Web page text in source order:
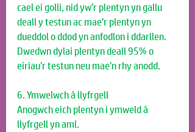
cael ei golli, nid yw’r plentyn yn gallu
deall y testun ac mae’r plentyn yn
dueddol o ddod yn anfodlon i ddarllen.
Dwedwn dylai plentyn deall 95% o
eiriau’r testun neu mae’n rhy anodd.
6. Ymwelwch â llyfrgell
Anogwch eich plentyn i ymweld â
llyfrgell yn aml.